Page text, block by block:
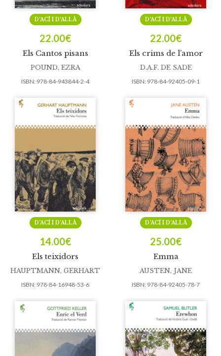
Els Cantos pisans
D’ACÍ I D’ALLÀ
22.00€
POUND, EZRA
ISBN: 978-84-943844-2-4
Els crims de l’amor
D’ACÍ I D’ALLÀ
22.00€
D.A.F. DE SADE
ISBN: 978-84-92405-09-1
Els teixidors
D’ACÍ I D’ALLÀ
14.00€
HAUPTMANN, GERHART
ISBN: 978-84-16948-53-6
Emma
D’ACÍ I D’ALLÀ
25.00€
AUSTEN, JANE
ISBN: 978-84-92405-78-7